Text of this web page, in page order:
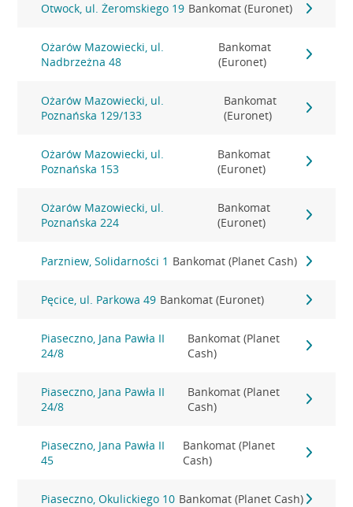
Otwock, ul. Żeromskiego 19 Bankomat (Euronet)
Ożarów Mazowiecki, ul.
Nadbrzeżna 48
Bankomat
(Euronet)
Ożarów Mazowiecki, ul.
Poznańska 129/133
Bankomat
(Euronet)
Ożarów Mazowiecki, ul.
Poznańska 153
Bankomat
(Euronet)
Ożarów Mazowiecki, ul.
Poznańska 224
Bankomat
(Euronet)
Parzniew, Solidarności 1 Bankomat (Planet Cash)
Pęcice, ul. Parkowa 49 Bankomat (Euronet)
Piaseczno, Jana Pawła II
24/8
Bankomat (Planet
Cash)
Piaseczno, Jana Pawła II
24/8
Bankomat (Planet
Cash)
Piaseczno, Jana Pawła II
45
Bankomat (Planet
Cash)
Piaseczno, Okulickiego 10 Bankomat (Planet Cash)